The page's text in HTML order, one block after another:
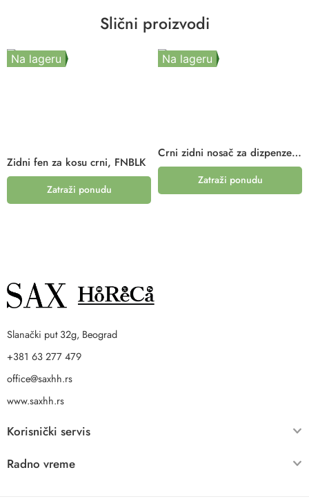
Slični proizvodi
Na lageru
Zidni fen za kosu crni, FNBLK
Zatraži ponudu
Na lageru
Crni zidni nosač za dizpenzer 3030
Zatraži ponudu
Slanački put 32g, Beograd
+381 63 277 479
office@saxhh.rs
www.saxhh.rs
Korisnički servis
Radno vreme